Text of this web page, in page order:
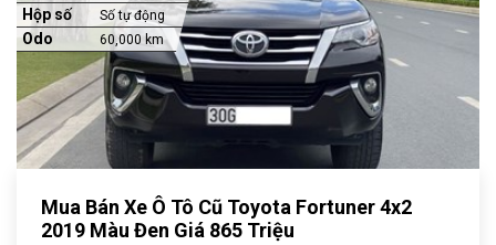
Hộp số Số tự động
Odo 60,000 km
Mua Bán Xe Ô Tô Cũ Toyota Fortuner 4x2
2019 Màu Đen Giá 865 Triệu